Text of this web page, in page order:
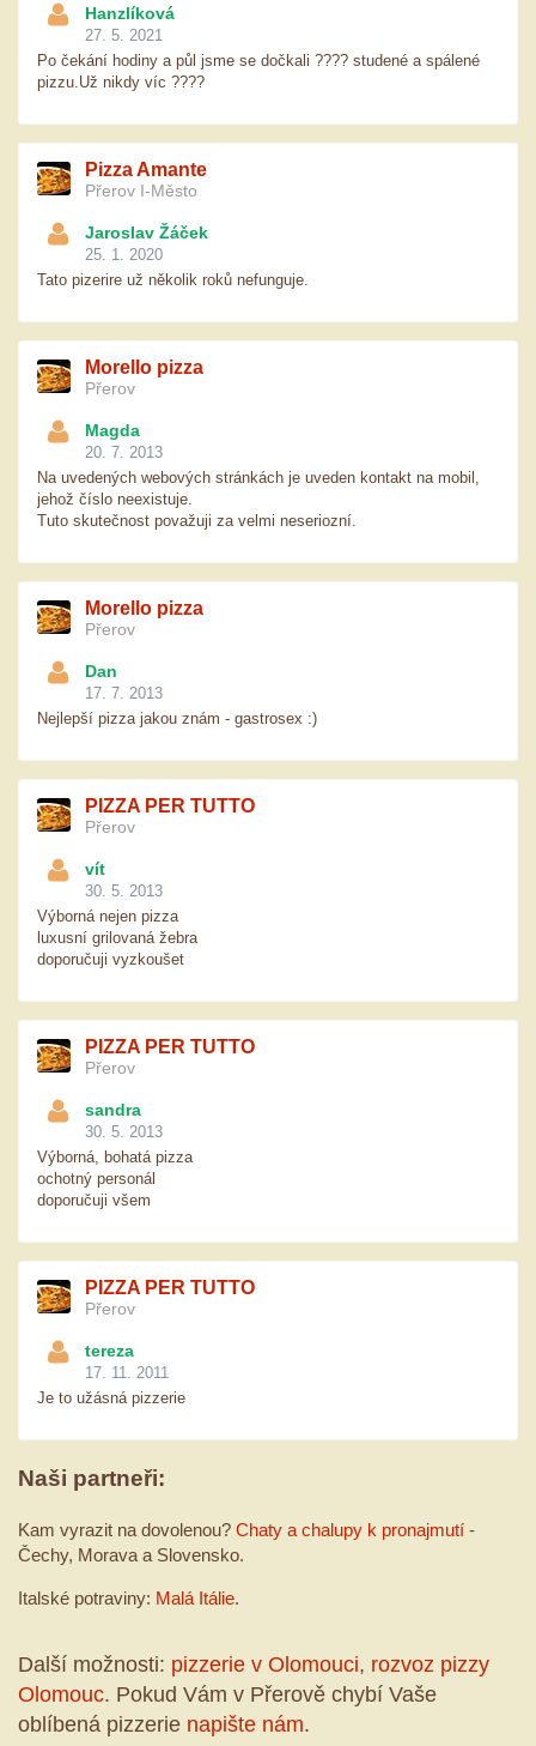
Hanzlíková
27. 5. 2021
Po čekání hodiny a půl jsme se dočkali ???? studené a spálené
pizzu.Už nikdy víc ????
Pizza Amante
Přerov I-Město
Jaroslav Žáček
25. 1. 2020
Tato pizerire už několik roků nefunguje.
Morello pizza
Přerov
Magda
20. 7. 2013
Na uvedených webových stránkách je uveden kontakt na mobil,
jehož číslo neexistuje.
Tuto skutečnost považuji za velmi neseriozní.
Morello pizza
Přerov
Dan
17. 7. 2013
Nejlepší pizza jakou znám - gastrosex :)
PIZZA PER TUTTO
Přerov
vít
30. 5. 2013
Výborná nejen pizza
luxusní grilovaná žebra
doporučuji vyzkoušet
PIZZA PER TUTTO
Přerov
sandra
30. 5. 2013
Výborná, bohatá pizza
ochotný personál
doporučuji všem
PIZZA PER TUTTO
Přerov
tereza
17. 11. 2011
Je to užásná pizzerie
Naši partneři:
Kam vyrazit na dovolenou? Chaty a chalupy k pronajmutí -
Čechy, Morava a Slovensko.
Italské potraviny: Malá Itálie.
Další možnosti: pizzerie v Olomouci, rozvoz pizzy
Olomouc. Pokud Vám v Přerově chybí Vaše
oblíbená pizzerie napište nám.